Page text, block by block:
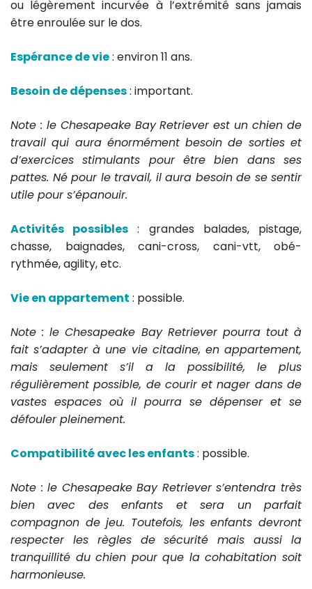
ou légèrement incurvée à l’extrémité sans jamais
être enroulée sur le dos.
Espérance de vie: environ 11 ans.
Besoin de dépenses: important.
Note : le Chesapeake Bay Retriever est un chien de
travail qui aura énormément besoin de sorties et
d’exercices stimulants pour être bien dans ses
pattes. Né pour le travail, il aura besoin de se sentir
utile pour s’épanouir.
Activités possibles : grandes balades, pistage,
chasse, baignades, cani-cross, cani-vtt, obé-
rythmée, agility, etc.
Vie en appartement : possible.
Note : le Chesapeake Bay Retriever pourra tout à
fait s’adapter à une vie citadine, en appartement,
mais seulement s’il a la possibilité, le plus
régulièrement possible, de courir et nager dans de
vastes espaces où il pourra se dépenser et se
défouler pleinement.
Compatibilité avec les enfants: possible.
Note : le Chesapeake Bay Retriever s’entendra très
bien avec des enfants et sera un parfait
compagnon de jeu. Toutefois, les enfants devront
respecter les règles de sécurité mais aussi la
tranquillité du chien pour que la cohabitation soit
harmonieuse.